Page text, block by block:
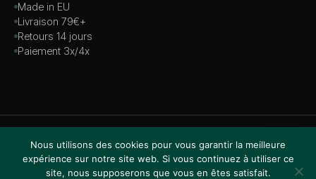
Made in EU
Livraison 79€+
Retours 14 jours
Paiement 3x/4x
VISA · MASTERCARD · AMEX · PAYPAL
Nous utilisons des cookies pour vous garantir la meilleure
expérience sur notre site web. Si vous continuez à utiliser ce
site, nous supposerons que vous en êtes satisfait.